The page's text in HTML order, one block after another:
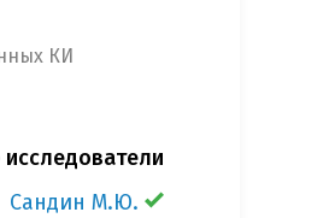
КИ
Сандин М.Ю.